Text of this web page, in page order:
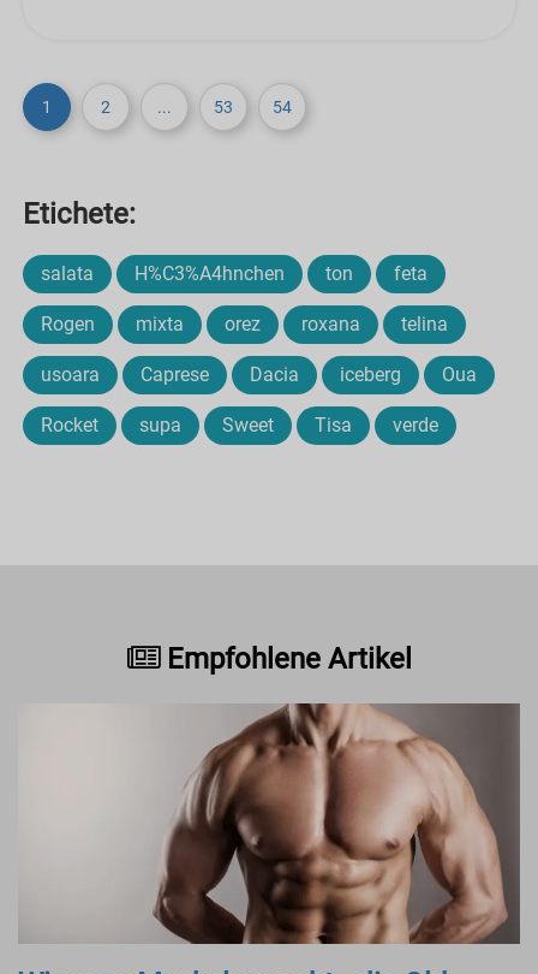
1 2 ... 53 54
Etichete:
salata H%C3%A4hnchen ton feta
Rogen mixta orez roxana telina
usoara Caprese Dacia iceberg Oua
Rocket supa Sweet Tisa verde
Empfohlene Artikel